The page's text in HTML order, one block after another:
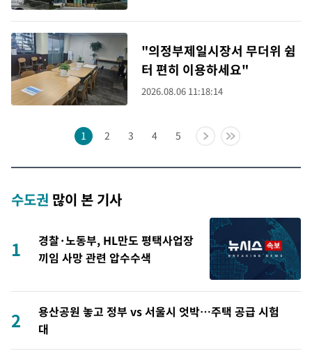
"의정부제일시장서 무더위 쉼
터 편히 이용하세요"
2026.08.06 11:18:14
1 2 3 4 5
수도권 많이 본 기사
1
경찰·노동부, HL만도 평택사업장
끼임 사망 관련 압수수색
2
용산공원 놓고 정부 vs 서울시 엇박…주택 공급 시험
대